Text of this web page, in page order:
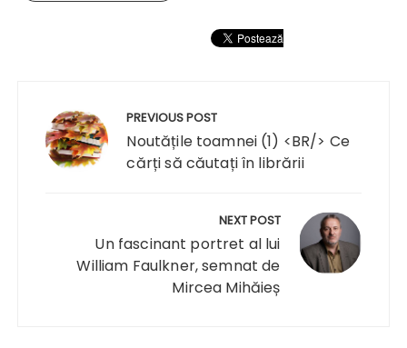
articole
PREVIOUS POST
Noutățile toamnei (1) <BR/> Ce
cărți să căutați în librării
NEXT POST
Un fascinant portret al lui
William Faulkner, semnat de
Mircea Mihăieș